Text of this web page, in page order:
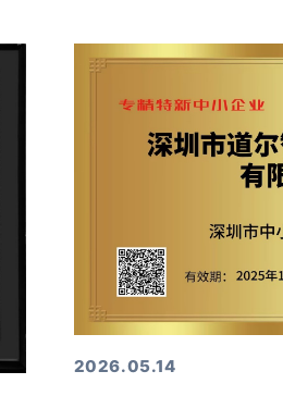
2026.05.14